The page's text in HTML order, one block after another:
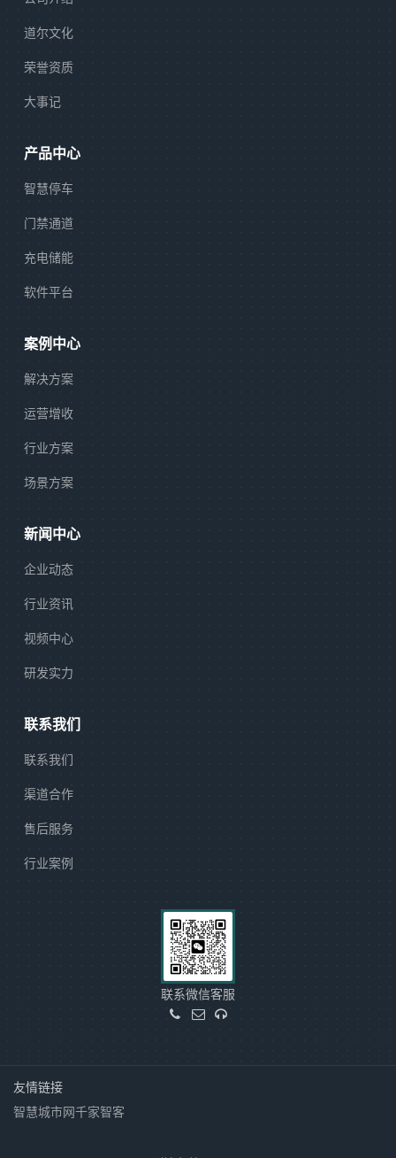
道尔文化
荣誉资质
大事记
产品中心
智慧停车
门禁通道
充电储能
软件平台
案例中心
解决方案
运营增收
行业方案
场景方案
新闻中心
企业动态
行业资讯
视频中心
研发实力
联系我们
联系我们
渠道合作
售后服务
行业案例
联系微信客服
友情链接
智慧城市网千家智客